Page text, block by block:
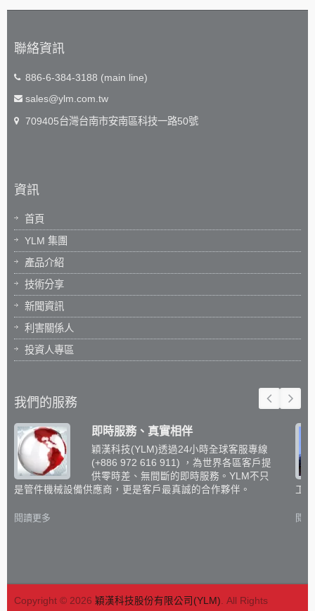
聯絡資訊
886-6-384-3188 (main line)
sales@ylm.com.tw
709405台灣台南市安南區科技一路50號
資訊
首頁
YLM 集團
產品介紹
技術分享
新聞資訊
利害關係人
投資人專區
我們的服務
即時服務、真實相伴
穎漢科技(YLM)透過24小時全球客服專線
(+886 972 616 911) ，為世界各區客戶提
供零時差、無間斷的即時服務。YLM不只
是管件機械設備供應商，更是客戶最真誠的合作夥伴。
閱讀更多
工
閱
Copyright © 2026 穎漢科技股份有限公司(YLM). All Rights